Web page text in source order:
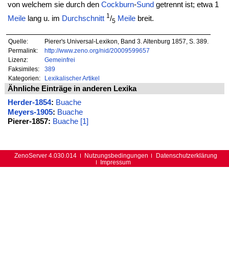
von welchem sie durch den Cockburn-Sund getrennt ist; etwa 1
Meilelang u. im Durchschnitt 1/5 Meilebreit.
Quelle:
Pierer's Universal-Lexikon, Band 3. Altenburg 1857, S. 389.
Permalink:
http://www.zeno.org/nid/20009599657
Lizenz:
Gemeinfrei
Faksimiles:
389
Kategorien:
Lexikalischer Artikel
Ähnliche Einträge in anderen Lexika
Herder-1854: Buache
Meyers-1905: Buache
Pierer-1857: Buache [1]
ZenoServer 4.030.014 Nutzungsbedingungen
Datenschutzerklärung
Impressum